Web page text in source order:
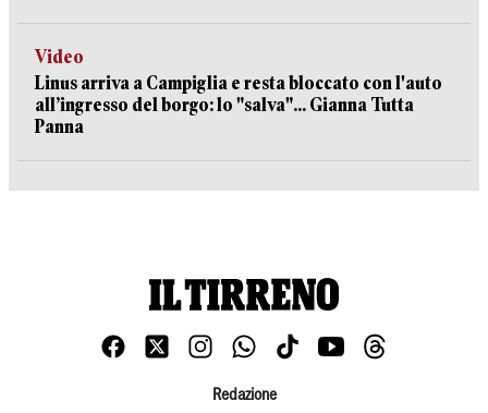
Video
Linus arriva a Campiglia e resta bloccato con l'auto
all’ingresso del borgo: lo "salva"... Gianna Tutta
Panna
Redazione